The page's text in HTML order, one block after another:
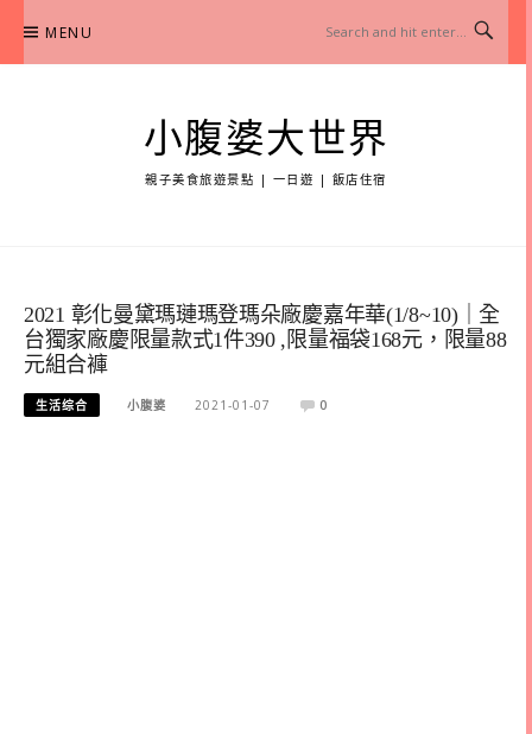
content
MENU
小腹婆大世界
親子美食旅遊景點 | 一日遊 | 飯店住宿
2021 彰化曼黛瑪璉瑪登瑪朵廠慶嘉年華(1/8~10)｜全
台獨家廠慶限量款式1件390 ,限量福袋168元，限量88
元組合褲
生活综合 小腹婆 2021-01-07 0